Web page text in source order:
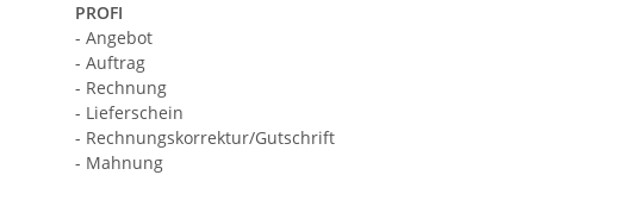
PROFI
- Angebot
- Auftrag
- Rechnung
- Lieferschein
- Rechnungskorrektur/Gutschrift
- Mahnung